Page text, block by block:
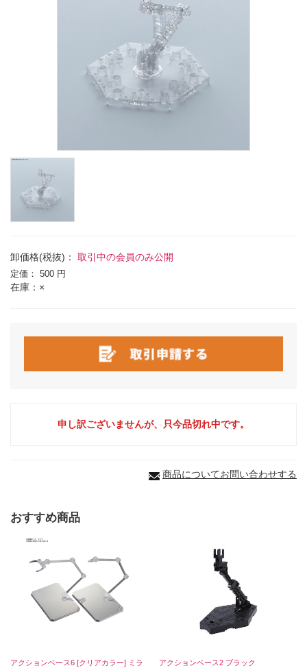
卸価格(税抜)： 取引中の会員のみ公開
定価： 500 円
在庫：×
申し訳ございませんが、只今品切れ中です。
商品についてお問い合わせする
おすすめ商品
アクションベース6 [クリアカラー] ミラ
アクションベース2 ブラック